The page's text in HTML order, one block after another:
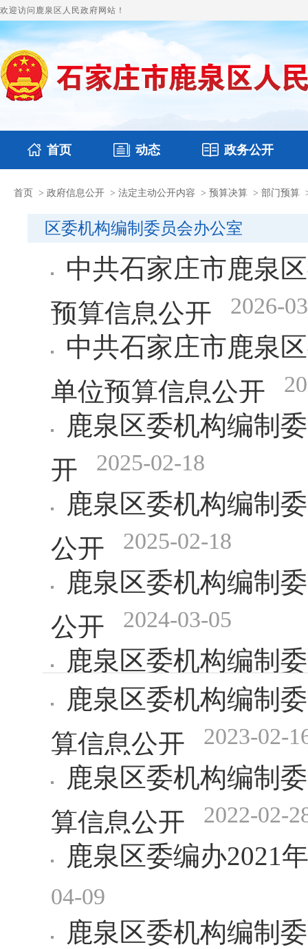
欢迎访问鹿泉区人民政府网站！
首页 动态
国务要闻 鹿泉要闻 图片新闻
政务公开
本区文件 财政预决算
首页 > 政府信息公开 > 法定主动公开内容 > 预算决算 > 部门预算
区委机构编制委员会办公室
中共石家庄市鹿泉
预算信息公开 2026-
中共石家庄市鹿泉
单位预算信息公开
鹿泉区委机构编制
开 2025-02-18
鹿泉区委机构编制
公开 2025-02-18
鹿泉区委机构编制
公开 2024-03-05
鹿泉区委机构编制
开 2024-03-05
鹿泉区委机构编制
算信息公开 2023-02-
鹿泉区委机构编制
算信息公开 2022-02-
鹿泉区委编办2021
04-09
鹿泉区委机构编制